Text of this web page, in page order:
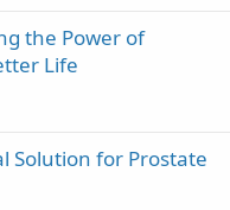
the Power of
Life
Solution for Prostate